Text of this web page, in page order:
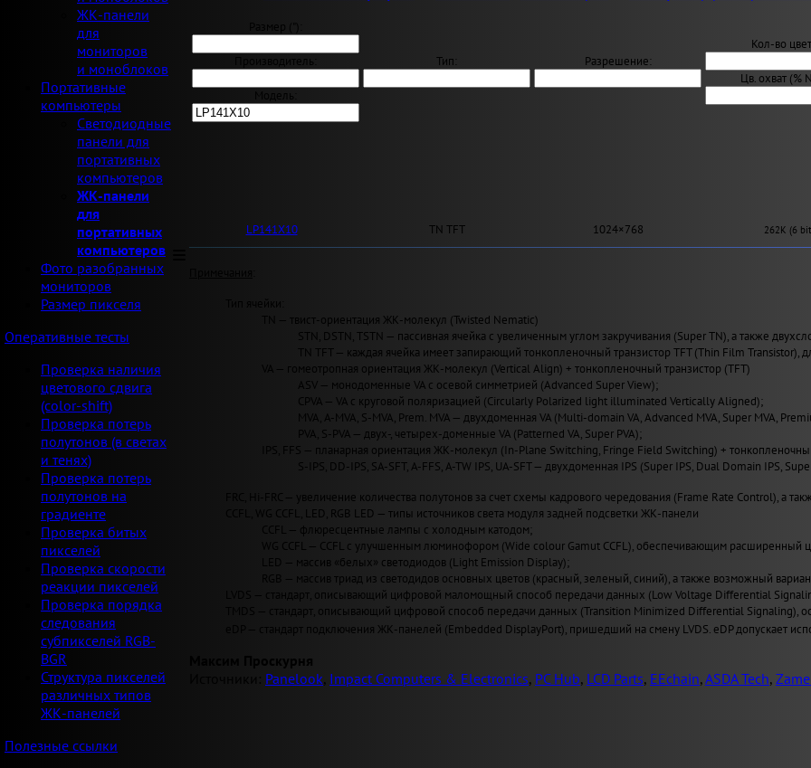
ЖК-панели
для
мониторов
и моноблоков
Портативные
компьютеры
Светодиодные
панели для
портативных
компьютеров
ЖК-панели
для
портативных
компьютеров
Фото разобранных
мониторов
Размер пикселя
Оперативные тесты
Проверка наличия
цветового сдвига
(color-shift)
Проверка потерь
полутонов (в светах
и тенях)
Проверка потерь
полутонов на
градиенте
Проверка битых
пикселей
Проверка скорости
реакции пикселей
Проверка порядка
следования
субпикселей RGB-
BGR
Структура пикселей
различных типов
ЖК-панелей
Полезные ссылки
Производитель: Тип: Разрешение:
Кол-во
Цв. охват (%
LP141X10 TN TFT 1024×768 262K (6
TN — твист-ориентация ЖК-молекул (Twisted Nematic)
STN, DSTN, TSTN — пассивная ячейка с увеличенным углом закручивания (Super TN), а также
TN TFT — каждая ячейка имеет запирающий тонкопленочный транзистор TFT (Thin Film
VA — гомеотропная ориентация ЖК-молекул (Vertical Align) + тонкопленочный транзистор (TFT)
ASV — монодоменные VA с осевой симметрией (Advanced Super View);
CPVA — VA с круговой поляризацией (Circularly Polarized light illuminated Vertically Aligned);
MVA, A-MVA, S-MVA, Prem. MVA — двухдоменная VA (Multi-domain VA, Advanced MVA, Super MVA,
PVA, S-PVA — двух-, четырех-доменные VA (Patterned VA, Super PVA);
IPS, FFS — планарная ориентация ЖК-молекул (In-Plane Switching, Fringe Field Switching) +
S-IPS, DD-IPS, SA-SFT, A-FFS, A-TW IPS, UA-SFT — двухдоменная IPS (Super IPS, Dual Domain IPS,
FRC, Hi-FRC — увеличение количества полутонов за счет схемы кадрового чередования (Frame Rate Control), а
CCFL, WG CCFL, LED, RGB LED — типы источников света модуля задней подсветки ЖК-панели
CCFL — флюресцентные лампы с холодным катодом;
WG CCFL — CCFL с улучшенным люминофором (Wide сolour Gamut CCFL), обеспечивающим расширенный
LED — массив «белых» светодиодов (Light Emission Display);
RGB — массив триад из светодидов основных цветов (красный, зеленый, синий), а также возможный
LVDS — стандарт, описывающий цифровой маломощный способ передачи данных (Low Voltage Differential
TMDS — стандарт, описывающий цифровой способ передачи данных (Transition Minimized Differential Signaling),
eDP — стандарт подключения ЖК-панелей (Embedded DisplayPort), пришедший на смену LVDS. eDP допускает
Максим Проскурня
Panelook, Impact Computers & Electronics, PC Hub, LCD Parts, EEchain,ASDA Tech,